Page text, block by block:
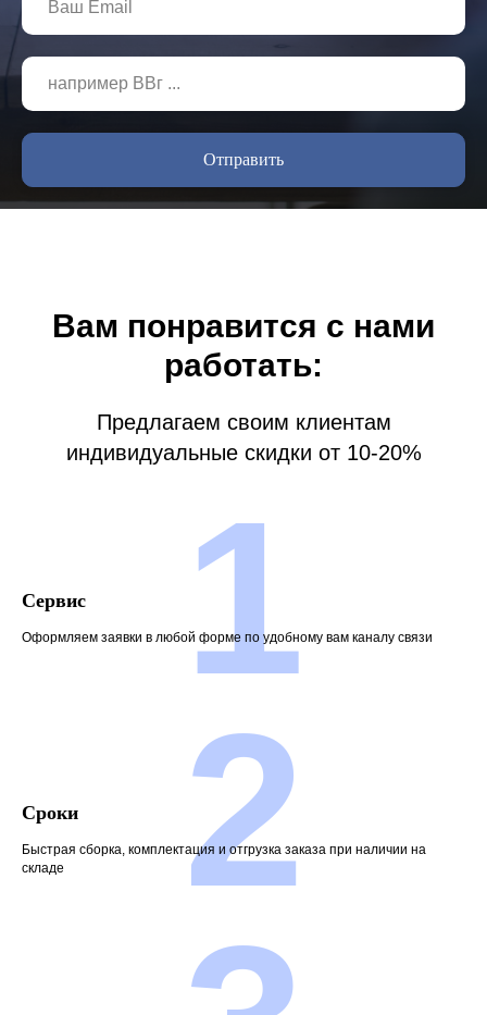
Отправить
Вам понравится с нами
работать:
Предлагаем своим клиентам
индивидуальные скидки от 10-20%
Сервис
Оформляем заявки в любой форме по удобному вам каналу связи
1
Сроки
Быстрая сборка, комплектация и отгрузка заказа при наличии на
складе
2